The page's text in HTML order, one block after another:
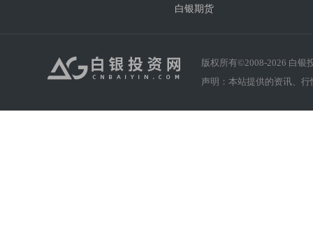
白银期货
版权所有©2008-2026 白银
声明：本站提供的资讯、